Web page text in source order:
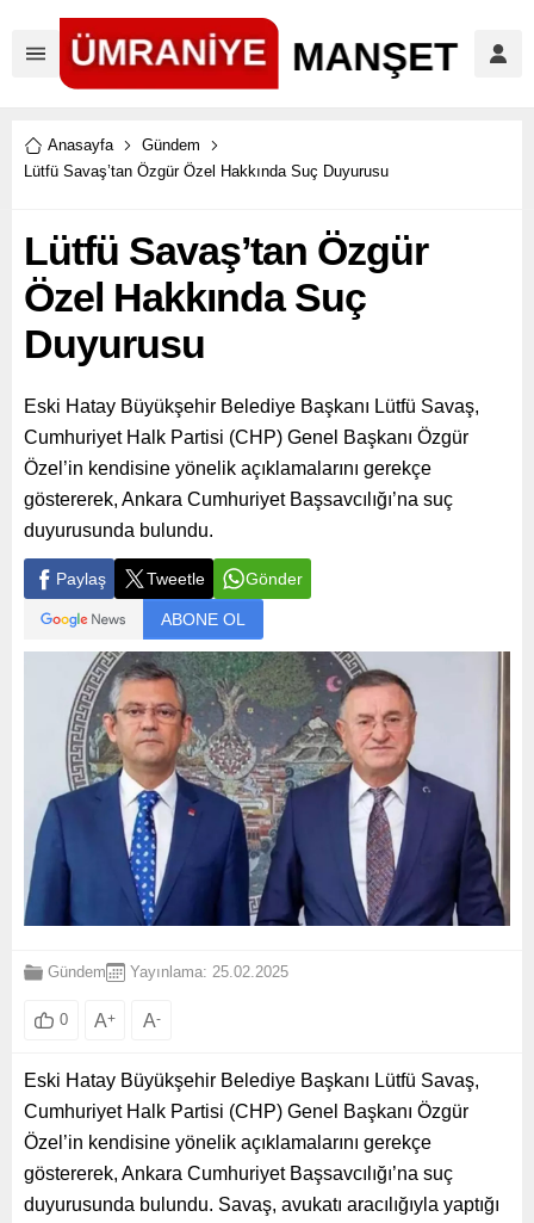
Anasayfa
Gündem
Lütfü Savaş’tan Özgür Özel Hakkında Suç Duyurusu
Lütfü Savaş’tan Özgür
Özel Hakkında Suç
Duyurusu
Eski Hatay Büyükşehir Belediye Başkanı Lütfü Savaş,
Cumhuriyet Halk Partisi (CHP) Genel Başkanı Özgür
Özel’in kendisine yönelik açıklamalarını gerekçe
göstererek, Ankara Cumhuriyet Başsavcılığı’na suç
duyurusunda bulundu.
Paylaş Tweetle Gönder
ABONE OL
Gündem Yayınlama: 25.02.2025
0 A+ A-
Eski Hatay Büyükşehir Belediye Başkanı Lütfü Savaş,
Cumhuriyet Halk Partisi (CHP) Genel Başkanı Özgür
Özel’in kendisine yönelik açıklamalarını gerekçe
göstererek, Ankara Cumhuriyet Başsavcılığı’na suç
duyurusunda bulundu. Savaş, avukatı aracılığıyla yaptığı